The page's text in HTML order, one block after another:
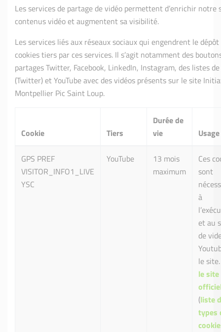
Les services de partage de vidéo permettent d’enrichir notre
contenus vidéo et augmentent sa visibilité.
Les services liés aux réseaux sociaux qui engendrent le dépôt
cookies tiers par ces services. Il s’agit notamment des
partages Twitter, Facebook, LinkedIn, Instagram, des listes
(Twitter) et YouTube avec des vidéos présents sur le site
Montpellier Pic Saint Loup.
Cookie Tiers
Durée de
vie
Usage
GPS PREF
VISITOR_INFO1_LIVE
YSC
YouTube
13 mois
maximum
Ces
sont
à
et au
de
le
le site
(liste
types